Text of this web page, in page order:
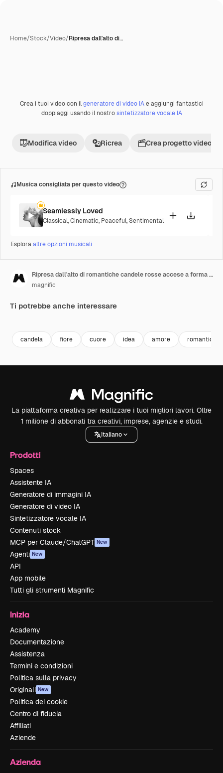
Home/Stock/Video/Ripresa dall'alto di…
Crea i tuoi video con ilgeneratore di video IAe aggiungi fantastici
doppiaggi usando il nostrosintetizzatore vocale IA
Modifica video Ricrea Crea progetto video
Musica consigliata per questo video
Seamlessly Loved
Classical,Cinematic, Peaceful,Sentimental
Esploraaltre opzioni musicali
Ripresa dall'alto di romantiche candele rosse accese a forma di cuore su uno sfondo coperto di petali di rosa 1
magnific
Ti potrebbe anche interessare
candela fiore cuore idea amore romantico
La piattaforma creativa per realizzare i tuoi migliori lavori. Oltre
1 milione di abbonati tra creativi, imprese, agenzie e studi.
Italiano
Prodotti
Spaces
Assistente IA
Generatore di immagini IA
Generatore di video IA
Sintetizzatore vocale IA
Contenuti stock
MCP per Claude/ChatGPT New
Agenti New
API
App mobile
Tutti gli strumenti Magnific
Inizia
Academy
Documentazione
Assistenza
Termini e condizioni
Politica sulla privacy
Originali New
Politica dei cookie
Centro di fiducia
Affiliati
Aziende
Azienda